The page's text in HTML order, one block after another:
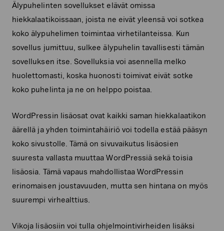
Älypuhelinten sovellukset elävät omissa
hiekkalaatikoissaan, joista ne eivät yleensä voi sotkea
koko älypuhelimen toimintaa virhetilanteissa. Kun
sovellus jumittuu, sulkee älypuhelin tavallisesti tämän
sovelluksen itse. Sovelluksia voi asennella melko
huolettomasti, koska huonosti toimivat eivät sotke
koko puhelinta ja ne on helppo poistaa.
WordPressin lisäosat ovat kaikki saman hiekkalaatikon
äärellä ja yhden toimintahäiriö voi todella estää pääsyn
koko sivustolle. Tämä on sivuvaikutus lisäosien
suuresta vallasta muuttaa WordPressiä sekä toisia
lisäosia. Tämä vapaus mahdollistaa WordPressin
erinomaisen joustavuuden, mutta sen hintana on myös
suurempi virhealttius.
Vikoja lisäosiin voi tulla ohjelmointivirheiden lisäksi